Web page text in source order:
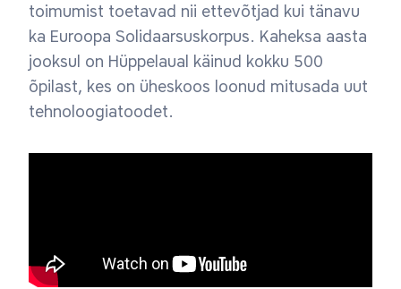
toimumist toetavad nii ettevõtjad kui tänavu
ka Euroopa Solidaarsuskorpus. Kaheksa aasta
jooksul on Hüppelaual käinud kokku 500
õpilast, kes on üheskoos loonud mitusada uut
tehnoloogiatoodet.